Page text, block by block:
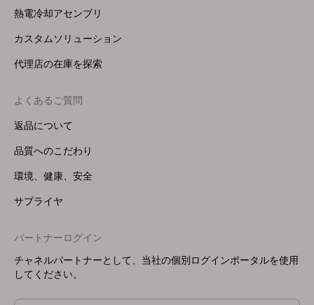
熱電冷却アセンブリ
カスタムソリューション
代理店の在庫を探索
よくあるご質問
返品について
品質へのこだわり
環境、健康、安全
サプライヤ
パートナーログイン
チャネルパートナーとして、当社の個別ログインポータルを使用
してください。